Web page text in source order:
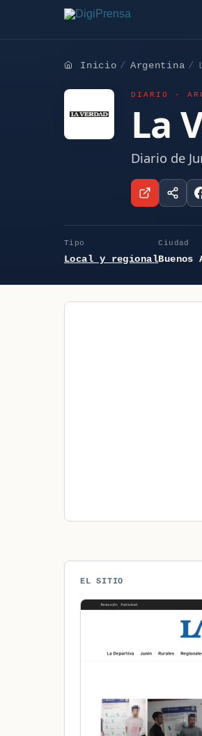
Inicio Argentina
DIARIO ·
La
Diario de
Tipo
Local y regional
Ciudad
Buenos
EL SITIO